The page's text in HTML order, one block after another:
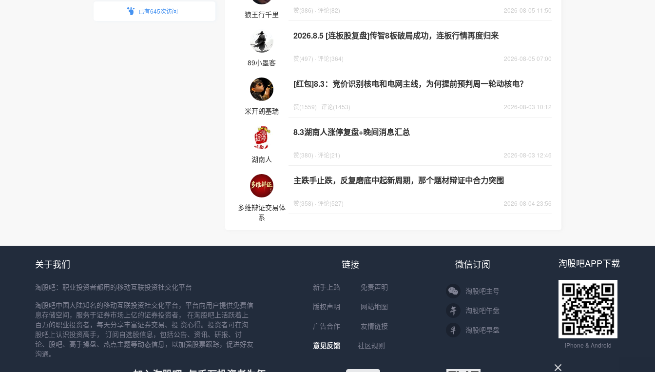
已有645次访问 狼王行千里 赞(386) · 评论(82) 2026-08-05 11:50
89小墨客
2026.8.5 [连板股复盘]传智8板破局成功，连板行情再度归来
赞(497) · 评论(364) 2026-08-05 07:00
米开朗基瑞
[红包]8.3：竞价识别核电和电网主线，为何提前预判周一轮动核电？
赞(1559) · 评论(1453) 2026-08-03 10:12
湖南人
8.3湖南人涨停复盘+晚间消息汇总
赞(380) · 评论(21) 2026-08-03 12:46
多维辩证交易体
系
主跌手止跌，反复磨底中起新周期，那个题材辩证中合力突围
赞(358) · 评论(527) 2026-08-04 23:56
关于我们
淘股吧：职业投资者都用的移动互联投资社交化平台
淘股吧中国大陆知名的移动互联投资社交化平台，平台向用户提供免费信
息存储空间，服务于证券市场上亿的证券投资者， 在淘股吧上活跃着上
百万的职业投资者，每天分享丰富证券交易、投 资心得。投资者可在淘
股吧上认识投资高手， 订阅自选股信息，包括公告、资讯、研报、讨
论、股吧、高手操盘、热点主题等动态信息，以加强股票跟踪，促进好友
沟通。
链接
新手上路 免责声明
版权声明 网站地图
广告合作 友情链接
意见反馈 社区规则
微信订阅
淘股吧主号
淘股吧午盘
淘股吧早盘
淘股吧APP下载
iPhone & Android